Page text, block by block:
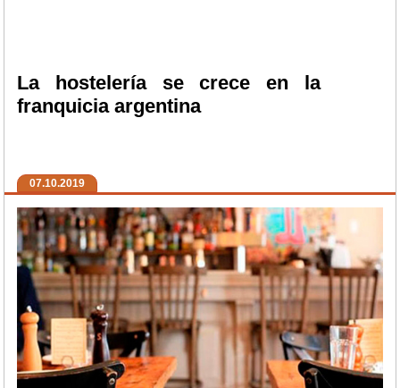
La hostelería se crece en la
franquicia argentina
07.10.2019